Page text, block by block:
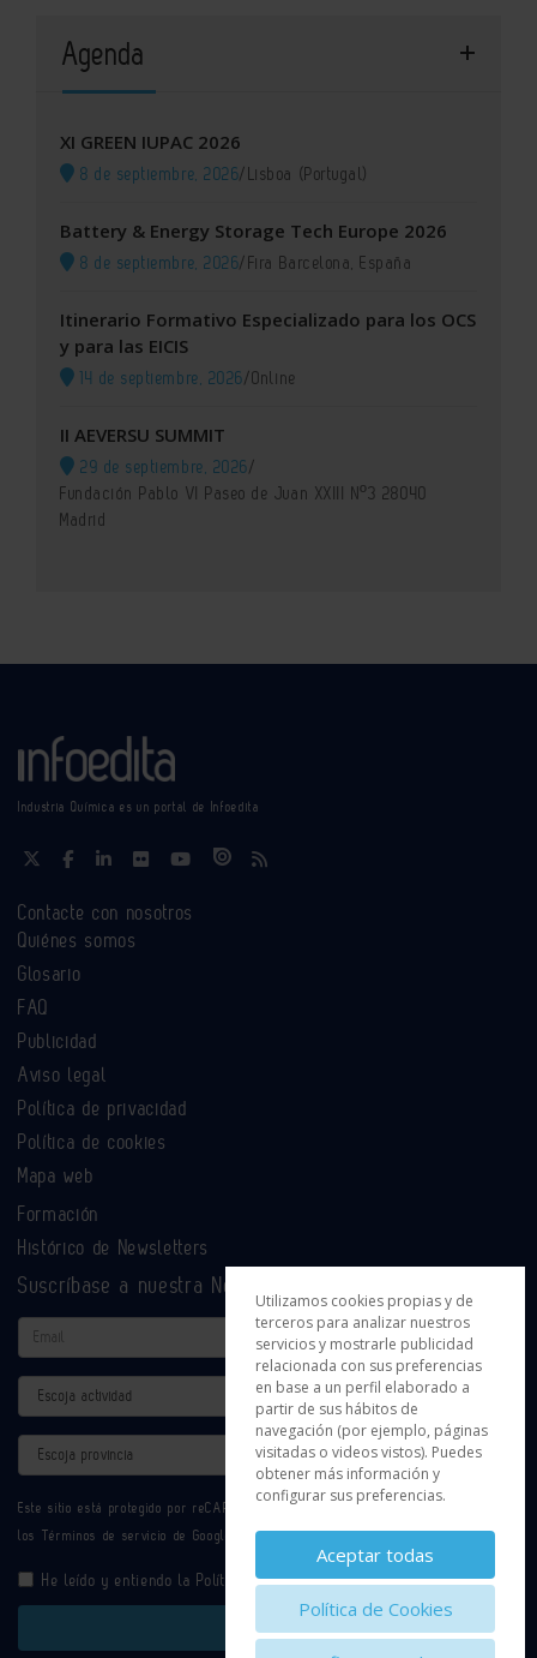
Agenda
XI GREEN IUPAC 2026
8 de septiembre, 2026/Lisboa (Portugal)
Battery & Energy Storage Tech Europe 2026
8 de septiembre, 2026/Fira Barcelona, España
Itinerario Formativo Especializado para los OCS
y para las EICIS
14 de septiembre, 2026/Online
II AEVERSU SUMMIT
29 de septiembre, 2026/
Fundación Pablo VI Paseo de Juan XXIII Nº3 28040
Madrid
Industria Química es un portal de Infoedita
Contacte con nosotros
Quiénes somos
Glosario
FAQ
Publicidad
Aviso legal
Política de privacidad
Política de cookies
Mapa web
Formación
Histórico de Newsletters
Suscríbase a nuestra Newsletter
Email
Actividad
Provincia
Este sitio está protegido por reCAPTCHA y se aplican la
los Términos de servicio de Google.
He leído y entiendo la Política de Privacidad
Enviar
Utilizamos cookies propias y de
terceros para analizar nuestros
servicios y mostrarle publicidad
relacionada con sus preferencias
en base a un perfil elaborado a
partir de sus hábitos de
navegación (por ejemplo, páginas
visitadas o videos vistos). Puedes
obtener más información y
configurar sus preferencias.
Aceptar todas
Política de Cookies